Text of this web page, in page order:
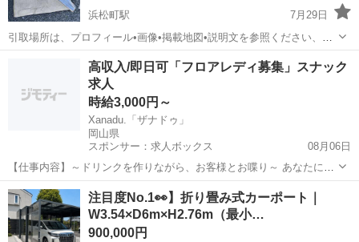
浜松町駅
7月29日
引取場所は、プロフィール•画像•掲載地図•説明文を参照ください、こ
れ以上お伝えする事は有りません。 ムーヴ初期型カスタム車以外 ラッ
カー塗装褪せ剥げ劣化ムラ痛み ★ABC岡山★ 【古物許可証】 岡山県
岡山市 浜松町駅 外装、車外用品
高収入/即日可「フロアレディ募集」スナック
求人
時給3,000円～
Xanadu.「ザナドゥ」
岡山県
スポンサー：求人ボックス
08月06日
【仕事内容】～ドリンクを作りながら、お客様とお喋り～ あなたにお
まかせすることは、基本的にこれだけです! もちろん、ママがフォロー
してくれるので未経験者さんもご安心ください わからないことは、溜
め込まずに遠慮なく聞いてみましょう...
アルバイト・パート
注目度No.1👀】折り畳み式カーポート｜
W3.54×D6m×H2.76m（最小…
900,000円